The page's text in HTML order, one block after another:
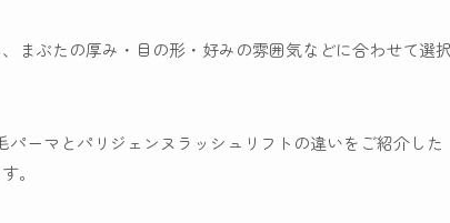
まぶたの厚み・目の形・好みの雰囲気などに合わせて選
ーマとパリジェンヌラッシュリフトの違いをご紹介した
。